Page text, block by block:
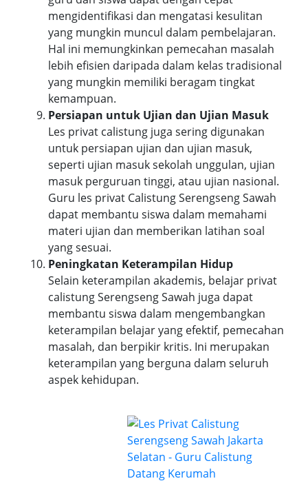
mengidentifikasi dan mengatasi kesulitan
yang mungkin muncul dalam pembelajaran.
Hal ini memungkinkan pemecahan masalah
lebih efisien daripada dalam kelas tradisional
yang mungkin memiliki beragam tingkat
kemampuan.
Persiapan untuk Ujian dan Ujian Masuk
Les privat calistung juga sering digunakan
untuk persiapan ujian dan ujian masuk,
seperti ujian masuk sekolah unggulan, ujian
masuk perguruan tinggi, atau ujian nasional.
Guru les privat Calistung Serengseng Sawah
dapat membantu siswa dalam memahami
materi ujian dan memberikan latihan soal
yang sesuai.
Peningkatan Keterampilan Hidup
Selain keterampilan akademis, belajar privat
calistung Serengseng Sawah juga dapat
membantu siswa dalam mengembangkan
keterampilan belajar yang efektif, pemecahan
masalah, dan berpikir kritis. Ini merupakan
keterampilan yang berguna dalam seluruh
aspek kehidupan.